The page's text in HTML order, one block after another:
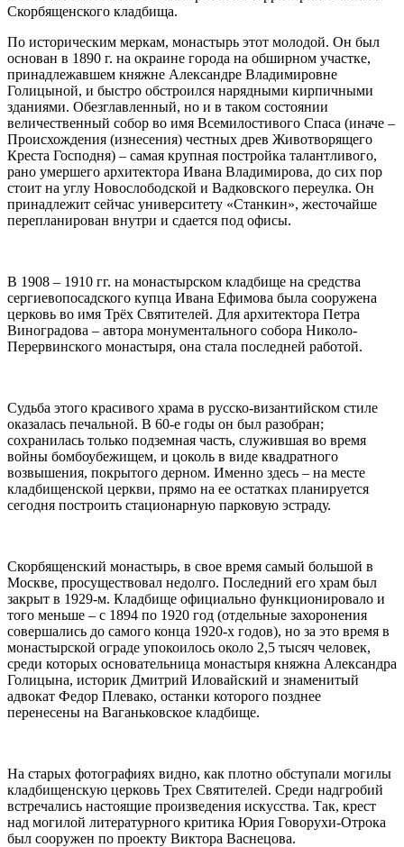
Скорбященского кладбища.
По историческим меркам, монастырь этот молодой. Он был
основан в 1890 г. на окраине города на обширном участке,
принадлежавшем княжне Александре Владимировне
Голицыной, и быстро обстроился нарядными кирпичными
зданиями. Обезглавленный, но и в таком состоянии
величественный собор во имя Всемилостивого Спаса (иначе –
Происхождения (изнесения) честных древ Животворящего
Креста Господня) – самая крупная постройка талантливого,
рано умершего архитектора Ивана Владимирова, до сих пор
стоит на углу Новослободской и Вадковского переулка. Он
принадлежит сейчас университету «Станкин», жесточайше
перепланирован внутри и сдается под офисы.
В 1908 – 1910 гг. на монастырском кладбище на средства
сергиевопосадского купца Ивана Ефимова была сооружена
церковь во имя Трёх Святителей. Для архитектора Петра
Виноградова – автора монументального собора Николо-
Перервинского монастыря, она стала последней работой.
Судьба этого красивого храма в русско-византийском стиле
оказалась печальной. В 60-е годы он был разобран;
сохранилась только подземная часть, служившая во время
войны бомбоубежищем, и цоколь в виде квадратного
возвышения, покрытого дерном. Именно здесь – на месте
кладбищенской церкви, прямо на ее остатках планируется
сегодня построить стационарную парковую эстраду.
Скорбященский монастырь, в свое время самый большой в
Москве, просуществовал недолго. Последний его храм был
закрыт в 1929-м. Кладбище официально функционировало и
того меньше – с 1894 по 1920 год (отдельные захоронения
совершались до самого конца 1920-х годов), но за это время в
монастырской ограде упокоилось около 2,5 тысяч человек,
среди которых основательница монастыря княжна Александра
Голицына, историк Дмитрий Иловайский и знаменитый
адвокат Федор Плевако, останки которого позднее
перенесены на Ваганьковское кладбище.
На старых фотографиях видно, как плотно обступали могилы
кладбищенскую церковь Трех Святителей. Среди надгробий
встречались настоящие произведения искусства. Так, крест
над могилой литературного критика Юрия Говорухи-Отрока
был сооружен по проекту Виктора Васнецова.